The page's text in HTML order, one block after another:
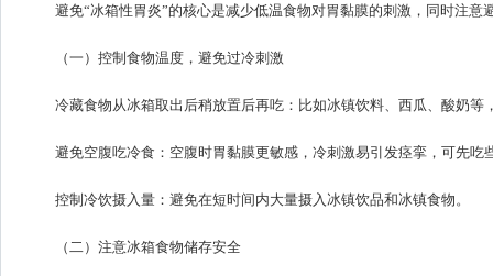
避免“冰箱性胃炎”的核心是减少低温食物对胃黏膜的刺激，同时注
（一）控制食物温度，避免过冷刺激
冷藏食物从冰箱取出后稍放置后再吃：比如冰镇饮料、西瓜、酸奶
避免空腹吃冷食：空腹时胃黏膜更敏感，冷刺激易引发痉挛，可先吃
控制冷饮摄入量：避免在短时间内大量摄入冰镇饮品和冰镇食物。
（二）注意冰箱食物储存安全